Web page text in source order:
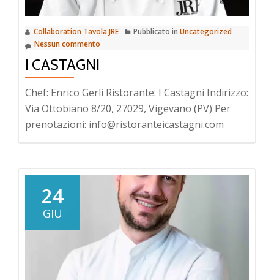
Collaboration Tavola JRE Pubblicato in Uncategorized
Nessun commento
I CASTAGNI
Chef: Enrico Gerli Ristorante: I Castagni Indirizzo:
Via Ottobiano 8/20, 27029, Vigevano (PV) Per
prenotazioni: info@ristoranteicastagni.com
24
GIU